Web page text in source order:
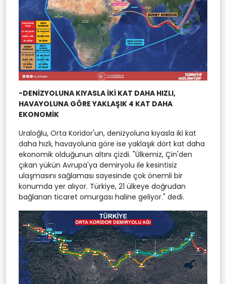
-DENİZYOLUNA KIYASLA İKİ KAT DAHA HIZLI,
HAVAYOLUNA GÖRE YAKLAŞIK 4 KAT DAHA
EKONOMİK
Uraloğlu, Orta Koridor'un, denizyoluna kıyasla iki kat
daha hızlı, havayoluna göre ise yaklaşık dört kat daha
ekonomik olduğunun altını çizdi. "Ülkemiz, Çin'den
çıkan yükün Avrupa'ya demiryolu ile kesintisiz
ulaşmasını sağlaması sayesinde çok önemli bir
konumda yer alıyor. Türkiye, 21 ülkeye doğrudan
bağlanan ticaret omurgası haline geliyor." dedi.